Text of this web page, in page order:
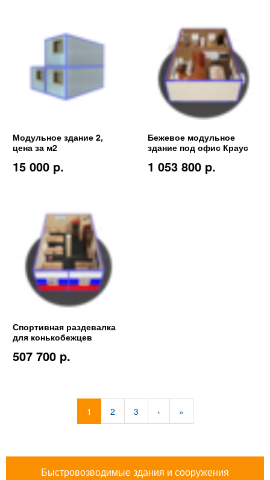
Модульное здание 2,
цена за м2
15 000 p.
Бежевое модульное
здание под офис Краус
1 053 800 p.
Спортивная раздевалка
для конькобежцев
507 700 p.
1 2 3 › »
Быстровозводимые здания и сооружения